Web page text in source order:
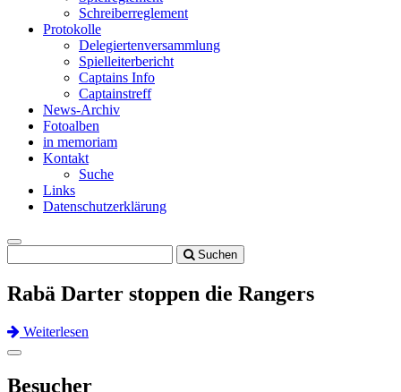
Schreiberreglement
Protokolle
Delegiertenversammlung
Spielleiterbericht
Captains Info
Captainstreff
News-Archiv
Fotoalben
in memoriam
Kontakt
Suche
Links
Datenschutzerklärung
Toggle
navigation
Suchen
Rabä Darter stoppen die Rangers
Weiterlesen
Previous
Next
Toggle
Besucher